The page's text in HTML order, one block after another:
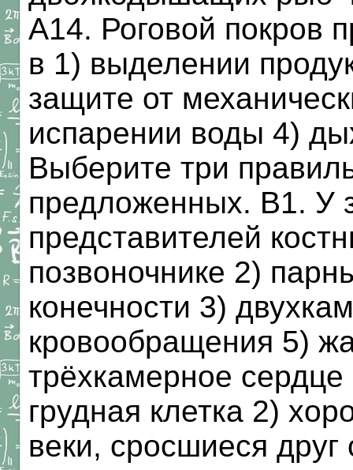
А14. Роговой покров
в 1) выделении
защите от
испарении воды 4)
Выберите три
предложенных. В1. У
представителей
позвоночнике 2)
конечности 3)
кровообращения 5)
трёхкамерное
грудная клетка 2)
веки, сросшиеся